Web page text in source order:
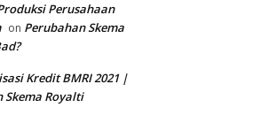
Perusahaan
on Perubahan Skema
Kredit BMRI 2021 |
Skema Royalti